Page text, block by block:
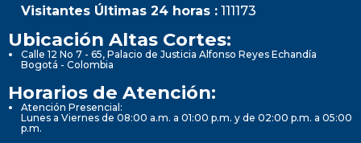
Visitantes Últimas 24 horas : 111173
Ubicación Altas Cortes:
Calle 12 No 7 - 65, Palacio de Justicia Alfonso Reyes Echandía
Bogotá - Colombia
Horarios de Atención:
Atención Presencial:
Lunes a Viernes de 08:00 a.m. a 01:00 p.m. y de 02:00 p.m. a 05:00
p.m.